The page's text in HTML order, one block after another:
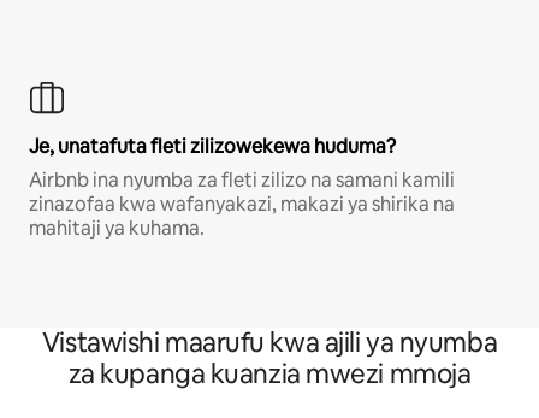
Je, unatafuta fleti zilizowekewa huduma?
Airbnb ina nyumba za fleti zilizo na samani kamili
zinazofaa kwa wafanyakazi, makazi ya shirika na
mahitaji ya kuhama.
Vistawishi maarufu kwa ajili ya nyumba
za kupanga kuanzia mwezi mmoja